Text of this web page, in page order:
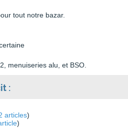
tout notre bazar.
menuiseries alu, et BSO.
:
articles)
)